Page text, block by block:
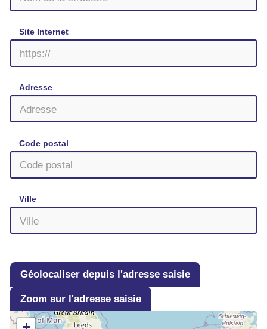
Site Internet
Adresse
Code postal
Ville
Géolocaliser depuis l'adresse saisie
Zoom sur l'adresse saisie